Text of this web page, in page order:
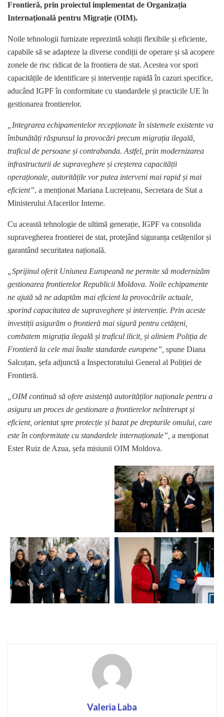
Frontieră, prin proiectul implementat de Organizația
Internațională pentru Migrație (OIM).
Noile tehnologii furnizate reprezintă soluții flexibile și eficiente,
capabile să se adapteze la diverse condiții de operare și să acopere
zonele de risc ridicat de la frontiera de stat. Acestea vor spori
capacitățile de identificare și intervenție rapidă în cazuri specifice,
aducând IGPF în conformitate cu standardele și practicile UE în
gestionarea frontierelor.
„Integrarea echipamentelor recepționate în sistemele existente va
îmbunătăți răspunsul la provocări precum migrația ilegală,
traficul de persoane și contrabanda. Astfel, prin modernizarea
infrastructurii de supraveghere și creșterea capacității
operaționale, autoritățile vor putea interveni mai rapid și mai
eficient”, a menționat Mariana Lucrețeanu, Secretara de Stat a
Ministerului Afacerilor Interne.
Cu această tehnologie de ultimă generație, IGPF va consolida
supravegherea frontierei de stat, protejând siguranța cetățenilor și
garantând securitatea națională.
„Sprijinul oferit Uniunea Europeană ne permite să modernizăm
gestionarea frontierelor Republicii Moldova. Noile echipamente
ne ajută să ne adaptăm mai eficient la provocările actuale,
sporind capacitatea de supraveghere și intervenție. Prin aceste
investiții asigurăm o frontieră mai sigură pentru cetățeni,
combatem migrația ilegală și traficul ilicit, și aliniem Poliția de
Frontieră la cele mai înalte standarde europene”, spune Diana
Salcuțan, șefa adjunctă a Inspectoratului General al Poliției de
Frontieră.
„OIM continuă să ofere asistență autorităților naționale pentru a
asigura un proces de gestionare a frontierelor neîntrerupt și
eficient, orientat spre protecție și bazat pe drepturile omului, care
este în conformitate cu standardele internaționale”, a menţionat
Ester Ruiz de Azua, șefa misiunii OIM Moldova.
Valeria Laba